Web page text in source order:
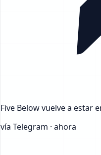
Five Belowvuelve a estar
vía Telegram · ahora